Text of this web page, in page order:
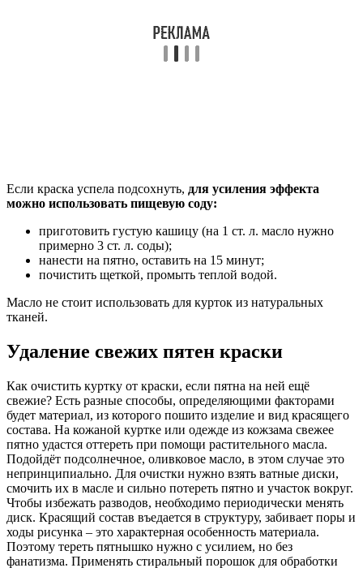
Если краска успела подсохнуть, для усиления эффекта
можно использовать пищевую соду:
приготовить густую кашицу (на 1 ст. л. масло нужно
примерно 3 ст. л. соды);
нанести на пятно, оставить на 15 минут;
почистить щеткой, промыть теплой водой.
Масло не стоит использовать для курток из натуральных
тканей.
Удаление свежих пятен краски
Как очистить куртку от краски, если пятна на ней ещё
свежие? Есть разные способы, определяющими факторами
будет материал, из которого пошито изделие и вид красящего
состава. На кожаной куртке или одежде из кожзама свежее
пятно удастся оттереть при помощи растительного масла.
Подойдёт подсолнечное, оливковое масло, в этом случае это
непринципиально. Для очистки нужно взять ватные диски,
смочить их в масле и сильно потереть пятно и участок вокруг.
Чтобы избежать разводов, необходимо периодически менять
диск. Красящий состав въедается в структуру, забивает поры и
ходы рисунка – это характерная особенность материала.
Поэтому тереть пятнышко нужно с усилием, но без
фанатизма. Применять стиральный порошок для обработки